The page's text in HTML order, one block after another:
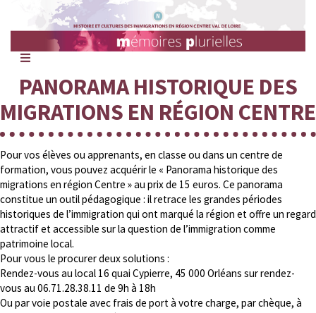
Mémoires
Plurielles
PANORAMA HISTORIQUE DES
MIGRATIONS EN RÉGION CENTRE
Pour vos élèves ou apprenants, en classe ou dans un centre de
formation, vous pouvez acquérir le « Panorama historique des
migrations en région Centre » au prix de 15 euros. Ce panorama
constitue un outil pédagogique : il retrace les grandes périodes
historiques de l’immigration qui ont marqué la région et offre un regard
attractif et accessible sur la question de l’immigration comme
patrimoine local.
Pour vous le procurer deux solutions :
Rendez-vous au local 16 quai Cypierre, 45 000 Orléans sur rendez-
vous au 06.71.28.38.11 de 9h à 18h
Ou par voie postale avec frais de port à votre charge, par chèque, à